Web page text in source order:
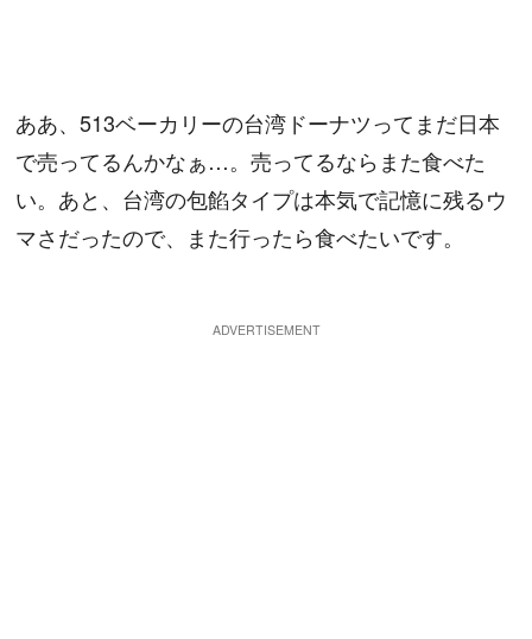
ああ、513ベーカリーの台湾ドーナツってまだ日本
で売ってるんかなぁ…。売ってるならまた食べた
い。あと、台湾の包餡タイプは本気で記憶に残るウ
マさだったので、また行ったら食べたいです。